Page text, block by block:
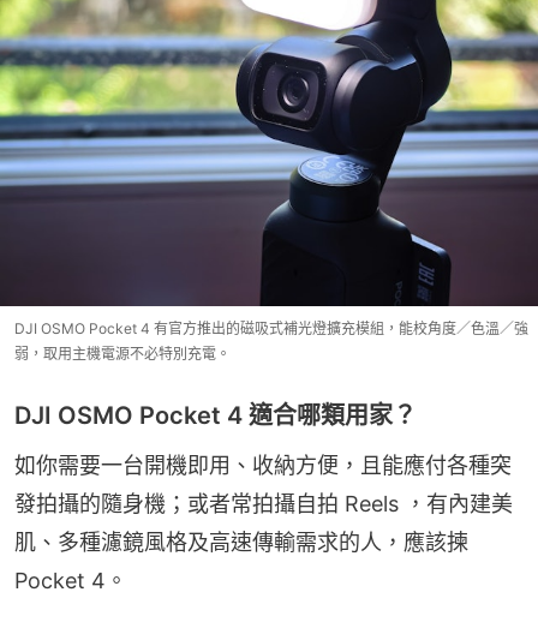
DJI OSMO Pocket 4 有官方推出的磁吸式補光燈擴充模組，能校角度／色溫／強
弱，取用主機電源不必特別充電。
DJI OSMO Pocket 4 適合哪類用家？
如你需要一台開機即用、收納方便，且能應付各種突
發拍攝的隨身機；或者常拍攝自拍 Reels ，有內建美
肌、多種濾鏡風格及高速傳輸需求的人，應該揀
Pocket 4。